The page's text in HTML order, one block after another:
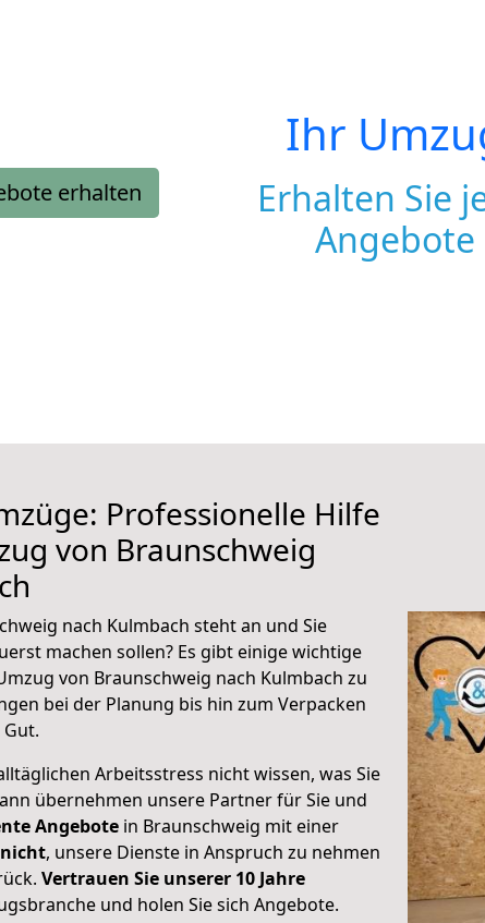
erhalten
Ihr
Erhalten Sie
Angebote
Professionelle Hilfe
von Braunschweig
nach Kulmbach steht an und Sie
machen sollen? Es gibt einige wichtige
von Braunschweig nach Kulmbach zu
bei der Planung bis hin zum Verpacken
Arbeitsstress nicht wissen, was Sie
übernehmen unsere Partner für Sie und
Angebote in Braunschweig mit einer
nicht, unsere Dienste in Anspruch zu nehmen
Vertrauen Sie unserer 10 Jahre
und holen Sie sich Angebote.